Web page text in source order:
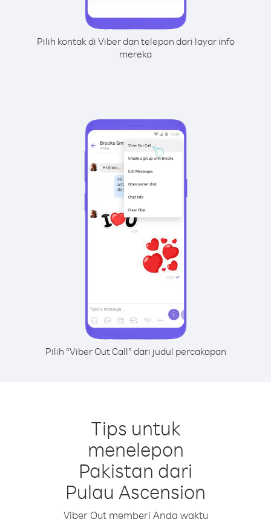
Pilih kontak di Viber dan telepon dari layar info
mereka
Pilih “Viber Out Call” dari judul percakapan
Tips untuk
menelepon
Pakistan dari
Pulau Ascension
Viber Out memberi Anda waktu